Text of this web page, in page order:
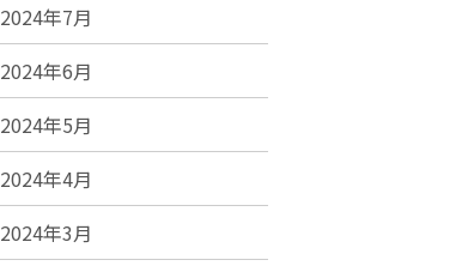
2024年7月
2024年6月
2024年5月
2024年4月
2024年3月